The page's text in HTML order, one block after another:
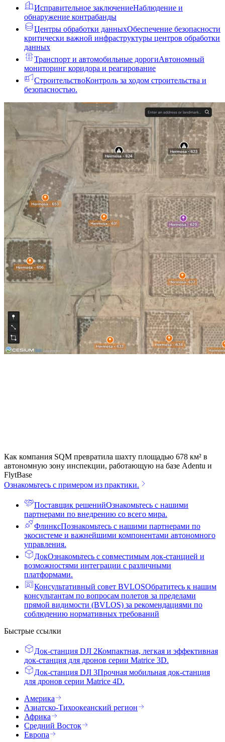
Исправительное заключениеНаблюдение и
обнаружение контрабанды
Центры обработки данныхОбеспечение безопасности
критически важной инфраструктуры центров обработки
данных
Транспорт и автомобильные дорогиАвтономный
мониторинг коридора и реагирование
СтроительствоКонтроль за ходом строительства и
безопасностью.
Как компания SQM превратила шахту площадью 678 км² в
автономную зону инспекции, работающую на базе Adentu и
FlytBase
Ознакомьтесь с примером из практики.
Поставщик решенийОзнакомьтесь с нашими
партнерами по внедрению со всего мира.
ФлинксПознакомьтесь с нашими партнерами по
экосистеме и важнейшими компонентами автономного
управления.
ДокОзнакомьтесь с совместимым док-станцией и
возможностями интеграции с различными
платформами.
Консультативный совет BVLOSОбратитесь к нашим
консультантам по вопросам полетов за пределами
прямой видимости (BVLOS) за рекомендациями по
соблюдению нормативных требований
Быстрые ссылки
Док-станция DJI 2Компактная, легкая и эффективная
док-станция для дронов серии Matrice 3D.
Док-станция DJI 3Прочная мобильная док-станция
для дронов серии Matrice 4D.
Америка
Азиатско-Тихоокеанский регион
Африка
Средний Восток
Европа